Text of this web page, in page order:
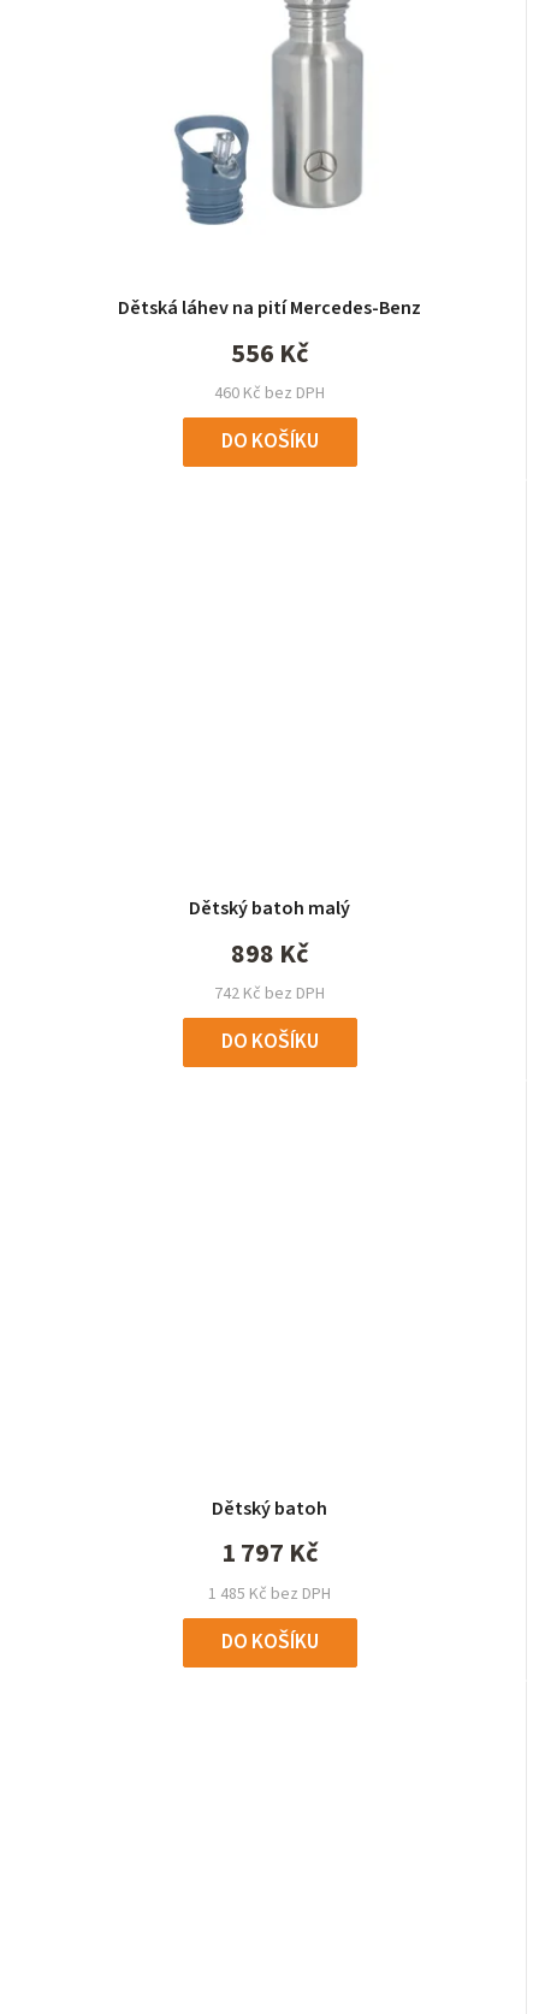
Dětská láhev na pití Mercedes-Benz
460 Kč bez DPH
556 Kč
DO KOŠÍKU
Dětský batoh malý
742 Kč bez DPH
898 Kč
DO KOŠÍKU
Dětský batoh
1 485 Kč bez DPH
1 797 Kč
DO KOŠÍKU